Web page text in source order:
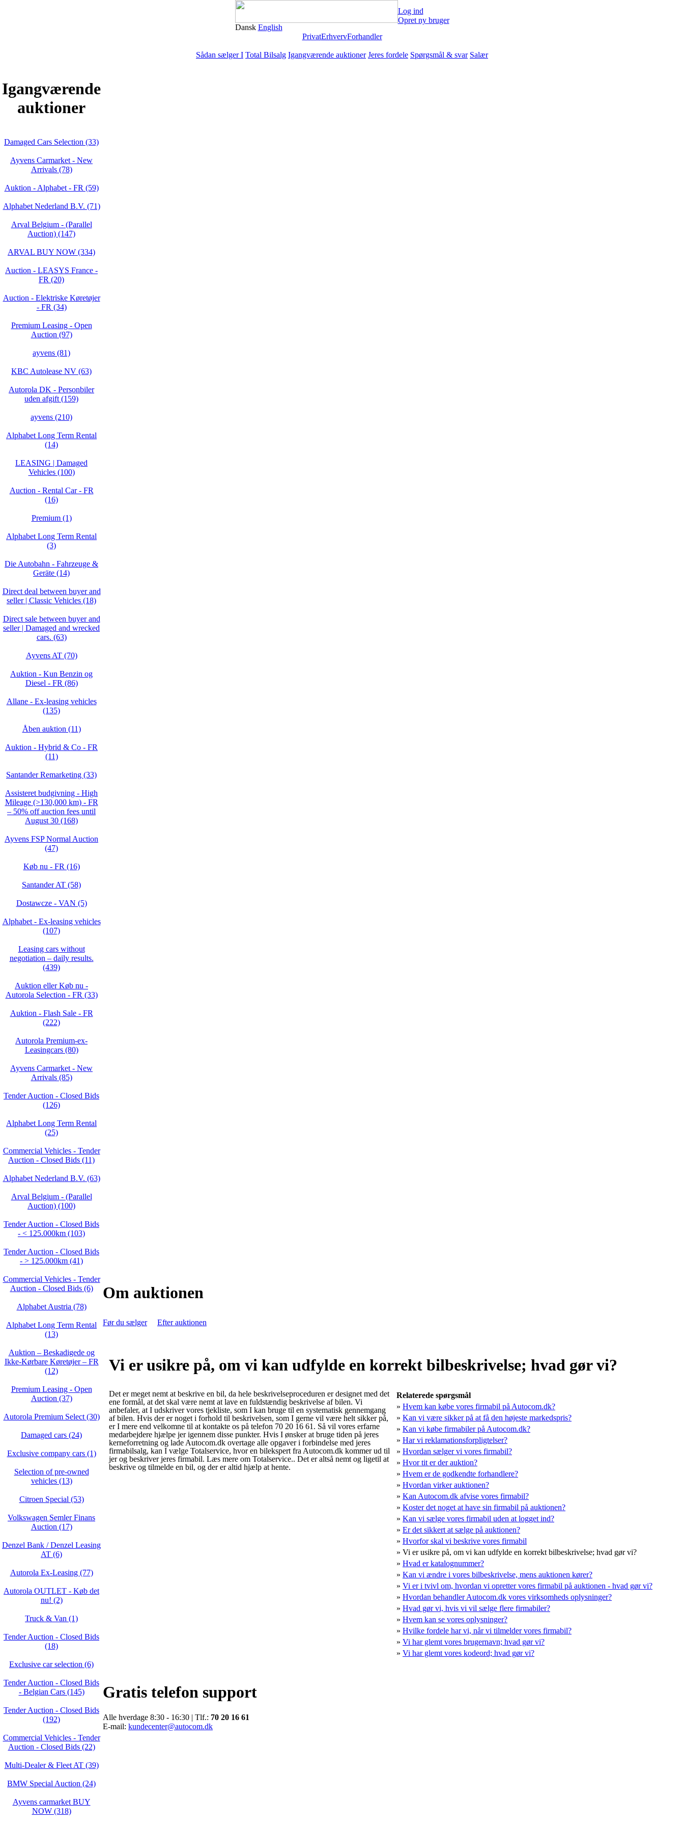
Dansk English
Log ind
Opret ny bruger
PrivatErhvervForhandler
Sådan sælger I Total Bilsalg Igangværende auktioner Jeres fordele Spørgsmål & svar Salær
Igangværende
auktioner
Damaged Cars Selection (33)
Ayvens Carmarket - New
Arrivals (78)
Auktion - Alphabet - FR (59)
Alphabet Nederland B.V. (71)
Arval Belgium - (Parallel
Auction) (147)
ARVAL BUY NOW (334)
Auction - LEASYS France -
FR (20)
Auction - Elektriske Køretøjer
- FR (34)
Premium Leasing - Open
Auction (97)
ayvens (81)
KBC Autolease NV (63)
Autorola DK - Personbiler
uden afgift (159)
ayvens (210)
Alphabet Long Term Rental
(14)
LEASING | Damaged
Vehicles (100)
Auction - Rental Car - FR
(16)
Premium (1)
Alphabet Long Term Rental
(3)
Die Autobahn - Fahrzeuge &
Geräte (14)
Direct deal between buyer and
seller | Classic Vehicles (18)
Direct sale between buyer and
seller | Damaged and wrecked
cars. (63)
Ayvens AT (70)
Auktion - Kun Benzin og
Diesel - FR (86)
Allane - Ex-leasing vehicles
(135)
Åben auktion (11)
Auktion - Hybrid & Co - FR
(11)
Santander Remarketing (33)
Assisteret budgivning - High
Mileage (>130,000 km) - FR
– 50% off auction fees until
August 30 (168)
Ayvens FSP Normal Auction
(47)
Køb nu - FR (16)
Santander AT (58)
Dostawcze - VAN (5)
Alphabet - Ex-leasing vehicles
(107)
Leasing cars without
negotiation – daily results.
(439)
Auktion eller Køb nu -
Autorola Selection - FR (33)
Auktion - Flash Sale - FR
(222)
Autorola Premium-ex-
Leasingcars (80)
Ayvens Carmarket - New
Arrivals (85)
Tender Auction - Closed Bids
(126)
Alphabet Long Term Rental
(25)
Commercial Vehicles - Tender
Auction - Closed Bids (11)
Alphabet Nederland B.V. (63)
Arval Belgium - (Parallel
Auction) (100)
Tender Auction - Closed Bids
- < 125.000km (103)
Tender Auction - Closed Bids
- > 125.000km (41)
Commercial Vehicles - Tender
Auction - Closed Bids (6)
Alphabet Austria (78)
Alphabet Long Term Rental
(13)
Auktion – Beskadigede og
Ikke‑Kørbare Køretøjer – FR
(12)
Premium Leasing - Open
Auction (37)
Autorola Premium Select (30)
Damaged cars (24)
Exclusive company cars (1)
Selection of pre-owned
vehicles (13)
Citroen Special (53)
Volkswagen Semler Finans
Auction (17)
Denzel Bank / Denzel Leasing
AT (6)
Autorola Ex-Leasing (77)
Autorola OUTLET - Køb det
nu! (2)
Truck & Van (1)
Tender Auction - Closed Bids
(18)
Exclusive car selection (6)
Tender Auction - Closed Bids
- Belgian Cars (145)
Tender Auction - Closed Bids
(192)
Commercial Vehicles - Tender
Auction - Closed Bids (22)
Multi-Dealer & Fleet AT (39)
BMW Special Auction (24)
Ayvens carmarket BUY
NOW (318)
Om auktionen
Før du sælger Efter auktionen
Vi er usikre på, om vi kan udfylde en korrekt bilbeskrivelse; hvad gør vi?
Det er meget nemt at beskrive en bil, da hele beskrivelseproceduren er designet med det
ene formål, at det skal være nemt at lave en fuldstændig beskrivelse af bilen. Vi
anbefaler, at I udskriver vores tjekliste, som I kan bruge til en systematisk gennemgang
af bilen. Hvis der er noget i forhold til beskrivelsen, som I gerne vil være helt sikker på,
er I mere end velkomne til at kontakte os på telefon 70 20 16 61. Så vil vores erfarne
medarbejdere hjælpe jer igennem disse punkter. Hvis I ønsker at bruge tiden på jeres
kerneforretning og lade Autocom.dk overtage alle opgaver i forbindelse med jeres
firmabilsalg, kan I vælge Totalservice, hvor en bilekspert fra Autocom.dk kommer ud til
jer og beskriver jeres firmabil. Læs mere om Totalservice.. Det er altså nemt og ligetil at
beskrive og tilmelde en bil, og der er altid hjælp at hente.
Relaterede spørgsmål
» Hvem kan købe vores firmabil på Autocom.dk?
» Kan vi være sikker på at få den højeste markedspris?
» Kan vi købe firmabiler på Autocom.dk?
» Har vi reklamationsforpligtelser?
» Hvordan sælger vi vores firmabil?
» Hvor tit er der auktion?
» Hvem er de godkendte forhandlere?
» Hvordan virker auktionen?
» Kan Autocom.dk afvise vores firmabil?
» Koster det noget at have sin firmabil på auktionen?
» Kan vi sælge vores firmabil uden at logget ind?
» Er det sikkert at sælge på auktionen?
» Hvorfor skal vi beskrive vores firmabil
» Vi er usikre på, om vi kan udfylde en korrekt bilbeskrivelse; hvad gør vi?
» Hvad er katalognummer?
» Kan vi ændre i vores bilbeskrivelse, mens auktionen kører?
» Vi er i tvivl om, hvordan vi opretter vores firmabil på auktionen - hvad gør vi?
» Hvordan behandler Autocom.dk vores virksomheds oplysninger?
» Hvad gør vi, hvis vi vil sælge flere firmabiler?
» Hvem kan se vores oplysninger?
» Hvilke fordele har vi, når vi tilmelder vores firmabil?
» Vi har glemt vores brugernavn; hvad gør vi?
» Vi har glemt vores kodeord; hvad gør vi?
Gratis telefon support
Alle hverdage 8:30 - 16:30 | Tlf.: 70 20 16 61
E-mail: kundecenter@autocom.dk